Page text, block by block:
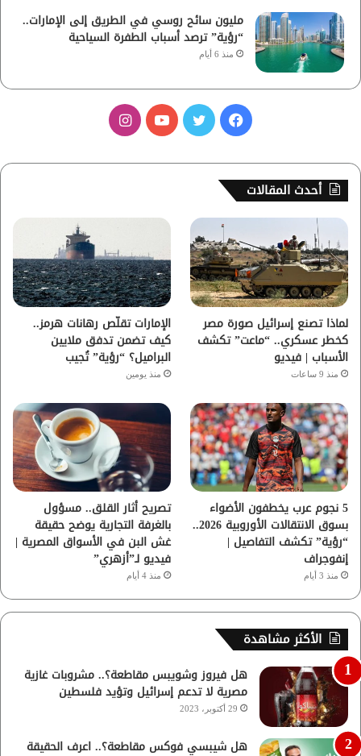
مليون سائح روسي في الطريق إلى الإمارات..
“رؤية” ترصد أسباب الطفرة السياحية
منذ 6 أيام
س
ب
و
ك
ر
ي
و
ب
ت
ق
ر
ا
م
أحدث المقالات
لماذا تصنع إسرائيل صورة مصر
كخطر عسكري.. “ماعت” تكشف
الأسباب | فيديو
منذ 9 ساعات
الإمارات تقلّص رهانات هرمز..
كيف تضمن تدفق ملايين
البراميل؟ “رؤية” تُجيب
منذ يومين
5 نجوم عرب يخطفون الأضواء
بسوق الانتقالات الأوروبية 2026..
“رؤية” تكشف التفاصيل |
إنفوجراف
منذ 3 أيام
تصريح أثار القلق.. مسؤول
بالغرفة التجارية يوضح حقيقة
غش البن في الأسواق المصرية |
فيديو لـ”أزهري”
منذ 4 أيام
الأكثر مشاهدة
هل فيروز وشويبس مقاطعة؟.. مشروبات غازية
مصرية لا تدعم إسرائيل وتؤيد فلسطين
29 أكتوبر، 2023
هل شيبسي فوكس مقاطعة؟.. اعرف الحقيقة